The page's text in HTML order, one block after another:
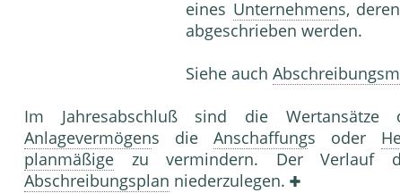
eines Unternehmens,
abgeschrieben werden.
Siehe auch
Im Jahresabschluß sind die Wertansätze
Anlagevermögens die Anschaffungs oder
planmäßige zu vermindern. Der Verlauf
Abschreibungsplan niederzulegen.